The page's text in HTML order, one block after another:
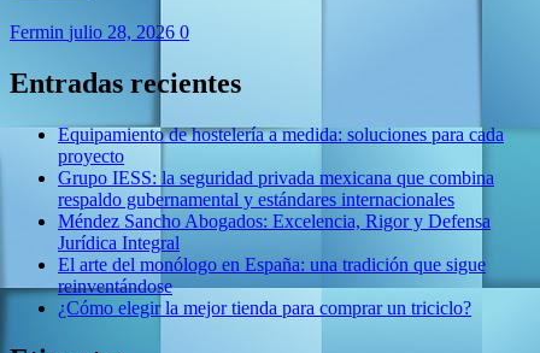
Fermin julio 28, 2026 0
Entradas recientes
Equipamiento de hostelería a medida: soluciones para cada
proyecto
Grupo IESS: la seguridad privada mexicana que combina
respaldo gubernamental y estándares internacionales
Méndez Sancho Abogados: Excelencia, Rigor y Defensa
Jurídica Integral
El arte del monólogo en España: una tradición que sigue
reinventándose
¿Cómo elegir la mejor tienda para comprar un triciclo?